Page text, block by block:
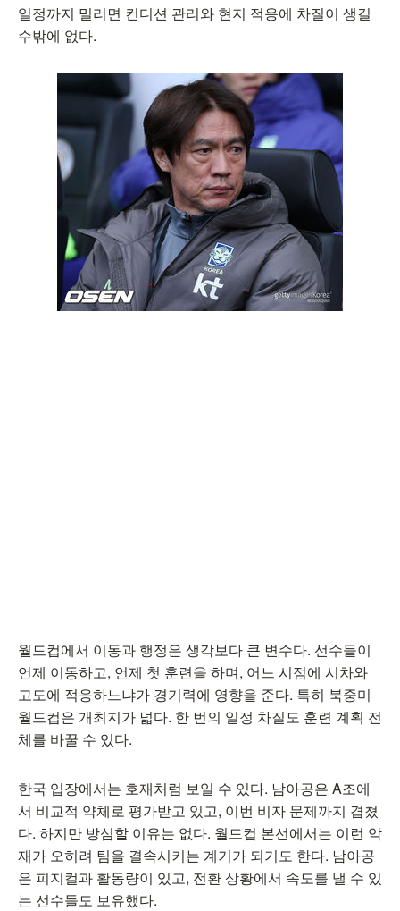
일정까지 밀리면 컨디션 관리와 현지 적응에 차질이 생길
수밖에 없다.
월드컵에서 이동과 행정은 생각보다 큰 변수다. 선수들이
언제 이동하고, 언제 첫 훈련을 하며, 어느 시점에 시차와
고도에 적응하느냐가 경기력에 영향을 준다. 특히 북중미
월드컵은 개최지가 넓다. 한 번의 일정 차질도 훈련 계획 전
체를 바꿀 수 있다.
한국 입장에서는 호재처럼 보일 수 있다. 남아공은 A조에
서 비교적 약체로 평가받고 있고, 이번 비자 문제까지 겹쳤
다. 하지만 방심할 이유는 없다. 월드컵 본선에서는 이런 악
재가 오히려 팀을 결속시키는 계기가 되기도 한다. 남아공
은 피지컬과 활동량이 있고, 전환 상황에서 속도를 낼 수 있
는 선수들도 보유했다.